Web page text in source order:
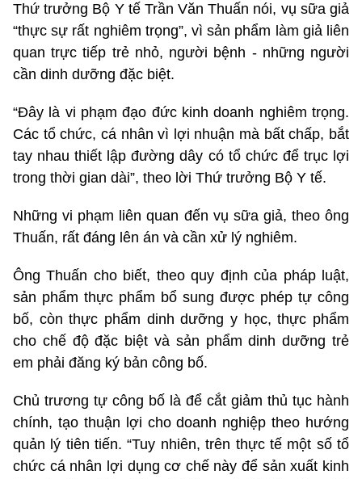
Thứ trưởng Bộ Y tế Trần Văn Thuấn nói, vụ sữa giả
“thực sự rất nghiêm trọng”, vì sản phẩm làm giả liên
quan trực tiếp trẻ nhỏ, người bệnh - những người
cần dinh dưỡng đặc biệt.
“Đây là vi phạm đạo đức kinh doanh nghiêm trọng.
Các tổ chức, cá nhân vì lợi nhuận mà bất chấp, bắt
tay nhau thiết lập đường dây có tổ chức để trục lợi
trong thời gian dài”, theo lời Thứ trưởng Bộ Y tế.
Những vi phạm liên quan đến vụ sữa giả, theo ông
Thuấn, rất đáng lên án và cần xử lý nghiêm.
Ông Thuấn cho biết, theo quy định của pháp luật,
sản phẩm thực phẩm bổ sung được phép tự công
bố, còn thực phẩm dinh dưỡng y học, thực phẩm
cho chế độ đặc biệt và sản phẩm dinh dưỡng trẻ
em phải đăng ký bản công bố.
Chủ trương tự công bố là để cắt giảm thủ tục hành
chính, tạo thuận lợi cho doanh nghiệp theo hướng
quản lý tiên tiến. “Tuy nhiên, trên thực tế một số tổ
chức cá nhân lợi dụng cơ chế này để sản xuất kinh